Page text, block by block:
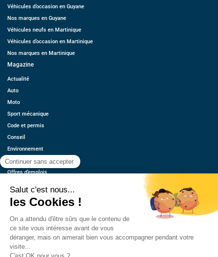
Véhicules d’occasion en Guyane
Nos marques en Guyane
Véhicules neufs en Martinique
Véhicules d’occasion en Martinique
Nos marques en Martinique
Magazine
Actualité
Auto
Moto
Sport mécanique
Code et permis
Conseil
Environnement
Économie
Offres d’emplois
Contact
Estimez votre voiture
Mentions légales